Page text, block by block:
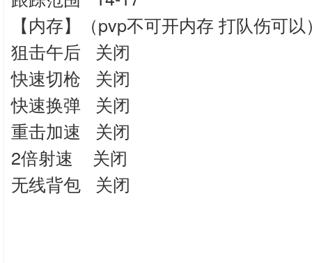
【内存】（pvp不可开内存 打队伤可以
狙击午后 关闭
快速切枪 关闭
快速换弹 关闭
重击加速 关闭
2倍射速 关闭
无线背包 关闭